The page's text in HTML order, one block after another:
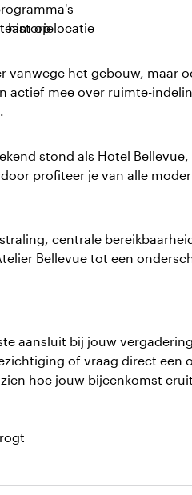
op locatie
historie
vanwege het gebouw, maar
actief mee over ruimte-
stond als Hotel
profiteer je van alle
centrale
Bellevue tot een
aansluit bij jouw
of vraag direct een
hoe jouw bijeenkomst